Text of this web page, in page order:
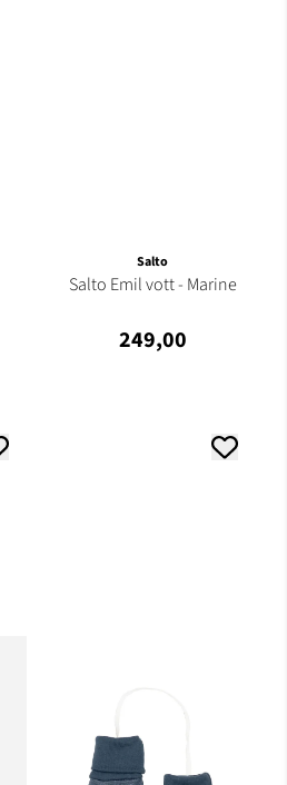
Salto
Salto Emil vott - Marine
249,00